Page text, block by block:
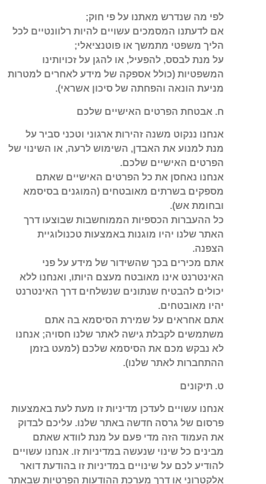
לפי מה שנדרש מאתנו על פי חוק;
אם לדעתנו המסמכים עשויים להיות רלוונטיים לכל
הליך משפטי מתמשך או פוטנציאלי;
על מנת לבסס, להפעיל, או להגן על זכויותינו
המשפטיות (כולל אספקה של מידע לאחרים למטרות
מניעת הונאה והפחתה של סיכון אשראי).
ח. אבטחת הפרטים האישיים שלכם
אנחנו ננקוט משנה זהירות ארגוני וטכני סביר על
מנת למנוע את האבדן, השימוש לרעה, או השינוי של
הפרטים האישיים שלכם.
אנחנו נאחסן את כל הפרטים האישיים שאתם
מספקים בשרתים מאובטחים (המוגנים בסיסמא
ובחומת אש).
כל ההעברות הכספיות הממוחשבות שבוצעו דרך
האתר שלנו יהיו מוגנות באמצעות טכנולוגיית
הצפנה.
אתם מכירים בכך שהשידור של מידע על פני
האינטרנט אינו מאובטח מעצם היותו, ואנחנו ללא
יכולים להבטיח שנתונים שנשלחים דרך האינטרנט
יהיו מאובטחים.
אתם אחראים על שמירת הסיסמא בה אתם
משתמשים לקבלת גישה לאתר שלנו חסויה; אנחנו
לא נבקש מכם את הסיסמא שלכם (למעט בזמן
ההתחברות לאתר שלנו).
ט. תיקונים
אנחנו עשויים לעדכן מדיניות זו מעת לעת באמצעות
פרסום של גרסה חדשה באתר שלנו. עליכם לבדוק
את העמוד הזה מדי פעם על מנת לוודא שאתם
מבינים כל שינוי שנעשה במדיניות זו. אנחנו עשויים
להודיע לכם על שינויים במדיניות זו בהודעת דואר
אלקטרוני או דרך מערכת ההודעות הפרטיות שבאתר